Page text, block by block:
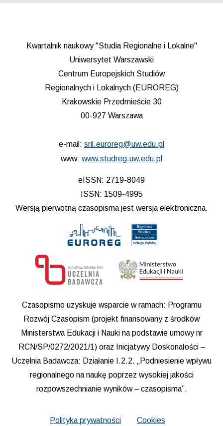
Kwartalnik naukowy "Studia Regionalne i Lokalne"
Uniwersytet Warszawski
Centrum Europejskich Studiów
Regionalnych i Lokalnych (EUROREG)
Krakowskie Przedmieście 30
00-927 Warszawa
e-mail: sril.euroreg@uw.edu.pl
www: www.studreg.uw.edu.pl
eISSN: 2719-8049
ISSN: 1509-4995
Wersją pierwotną czasopisma jest wersja elektroniczna.
Czasopismo uzyskuje wsparcie w ramach: Programu
Rozwój Czasopism (projekt finansowany z środków
Ministerstwa Edukacji i Nauki na podstawie umowy nr
RCN/SP/0272/2021/1) oraz Inicjatywy Doskonałości –
Uczelnia Badawcza: Działanie I.2.2. „Podniesienie wpływu
regionalnego na naukę poprzez wysokiej jakości
rozpowszechnianie wyników – czasopisma”.
Polityka prywatności Cookies